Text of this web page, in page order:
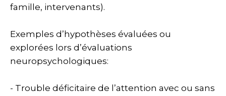
famille, intervenants).
Exemples d’hypothèses évaluées ou
explorées lors d’évaluations
neuropsychologiques:
- Trouble déficitaire de l’attention avec ou sans